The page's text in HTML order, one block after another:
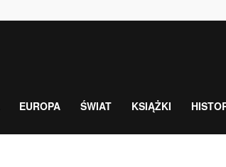
EUROPA ŚWIAT KSIĄŻKI